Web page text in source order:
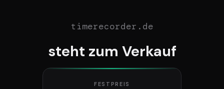
timerecorder.de
steht zum Verkauf
FESTPREIS